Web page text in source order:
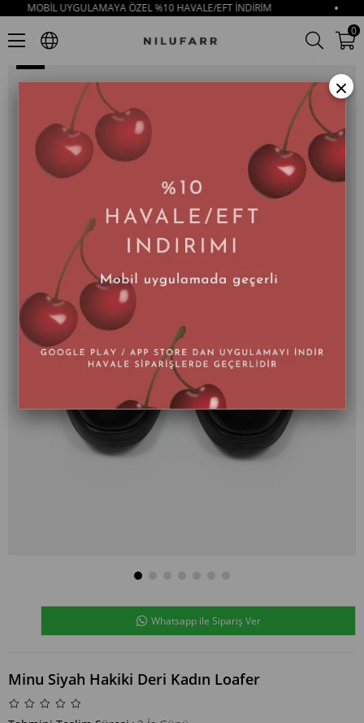
MOBİL UYGULAMAYA ÖZEL %10 HAVALE/EFT İNDİRİM
0
Minu Siyah Hakiki Deri Kadın Loafer
Whatsapp ile Sipariş Ver
Minu Siyah Hakiki Deri Kadın Loafer
×